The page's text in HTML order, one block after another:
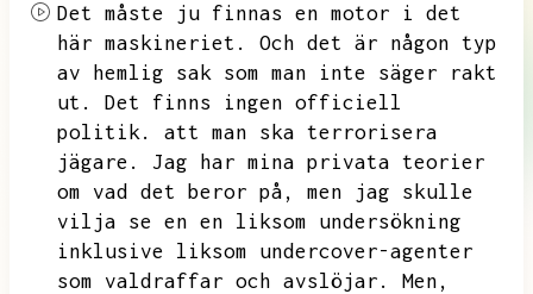
Det måste ju finnas en motor i det
här maskineriet.
Och det är någon typ
av hemlig sak som man inte säger rakt
ut.
Det finns ingen officiell
politik.
att man ska terrorisera
jägare.
Jag har mina privata teorier
om vad det beror på,
men jag skulle
vilja se en en liksom undersökning
inklusive liksom undercover-agenter
som valdraffar och avslöjar.
Men,